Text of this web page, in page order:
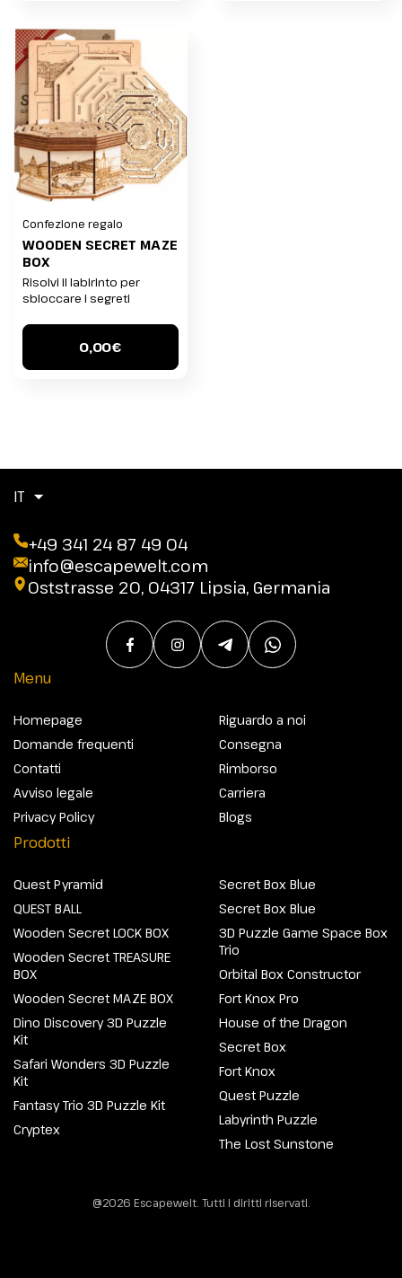
Confezione regalo
WOODEN SECRET MAZE
BOX
Risolvi il labirinto per
sbloccare i segreti
0,00€
IT
+49 341 24 87 49 04
info@escapewelt.com
Oststrasse 20, 04317 Lipsia, Germania
Menu
Homepage
Domande frequenti
Contatti
Avviso legale
Privacy Policy
Riguardo a noi
Consegna
Rimborso
Carriera
Blogs
Prodotti
Quest Pyramid
QUEST BALL
Wooden Secret LOCK BOX
Wooden Secret TREASURE
BOX
Wooden Secret MAZE BOX
Dino Discovery 3D Puzzle
Kit
Safari Wonders 3D Puzzle
Kit
Fantasy Trio 3D Puzzle Kit
Cryptex
Secret Box Blue
Secret Box Blue
3D Puzzle Game Space Box
Trio
Orbital Box Constructor
Fort Knox Pro
House of the Dragon
Secret Box
Fort Knox
Quest Puzzle
Labyrinth Puzzle
The Lost Sunstone
@2026 Escapewelt. Tutti i diritti riservati.